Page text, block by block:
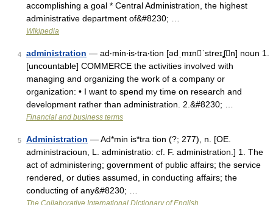
accomplishing a goal * Central Administration, the highest
administrative department of&#8230; …
Wikipedia
4 administration — ad‧min‧is‧tra‧tion [ədˌmɪnˈstreɪʆn] noun 1.
[uncountable] COMMERCE the activities involved with
managing and organizing the work of a company or
organization: • I want to spend my time on research and
development rather than administration. 2.&#8230; …
Financial and business terms
5 Administration — Ad*min is*tra tion (?; 277), n. [OE.
administracioun, L. administratio: cf. F. administration.] 1. The
act of administering; government of public affairs; the service
rendered, or duties assumed, in conducting affairs; the
conducting of any&#8230; …
The Collaborative International Dictionary of English